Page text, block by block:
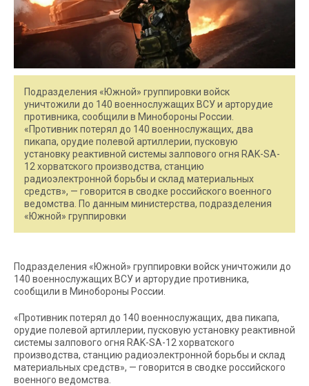
Подразделения «Южной» группировки войск
уничтожили до 140 военнослужащих ВСУ и арторудие
противника, сообщили в Минобороны России.
«Противник потерял до 140 военнослужащих, два
пикапа, орудие полевой артиллерии, пусковую
установку реактивной системы залпового огня RAK-SA-
12 хорватского производства, станцию
радиоэлектронной борьбы и склад материальных
средств», — говорится в сводке российского военного
ведомства. По данным министерства, подразделения
«Южной» группировки
Подразделения «Южной» группировки войск уничтожили до
140 военнослужащих ВСУ и арторудие противника,
сообщили в Минобороны России.
«Противник потерял до 140 военнослужащих, два пикапа,
орудие полевой артиллерии, пусковую установку реактивной
системы залпового огня RAK-SA-12 хорватского
производства, станцию радиоэлектронной борьбы и склад
материальных средств», — говорится в сводке российского
военного ведомства.